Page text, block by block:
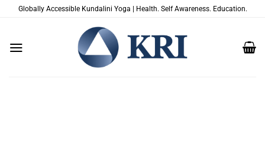
PasserGlobally Accessible Kundalini Yoga | Health. Self Awareness. Education.